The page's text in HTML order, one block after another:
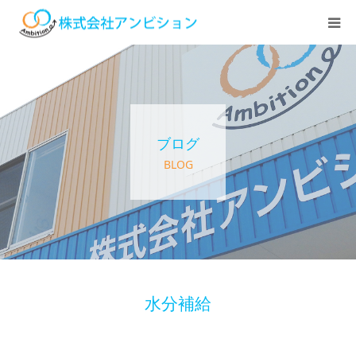
ブログ
BLOG
水分補給
アンビションについて
サービス紹介
デイステーション
居宅介護・訪問介護